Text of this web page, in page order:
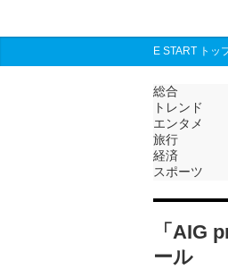
E START トッ
総合
トレンド
エンタメ
旅行
経済
スポーツ
「AIG
ール